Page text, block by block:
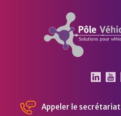
Pôle Véhicule du Futur
Appeler le secrétariat